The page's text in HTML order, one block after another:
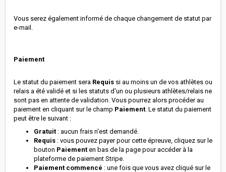
Vous serez également informé de chaque changement de statut par
e-mail.
Paiement
Le statut du paiement sera Requis si au moins un de vos athlètes ou
relais a été validé et si les statuts d'un ou plusieurs athlètes/relais ne
sont pas en attente de validation. Vous pourrez alors procéder au
paiement en cliquant sur le champ Paiement . Le statut du paiement
peut être le suivant :
Gratuit : aucun frais n'est demandé.
Requis : vous pouvez payer pour cette épreuve, cliquez sur le
bouton Paiement en bas de la page pour accéder à la
plateforme de paiement Stripe.
Paiement commencé : une fois que vous avez cliqué sur le